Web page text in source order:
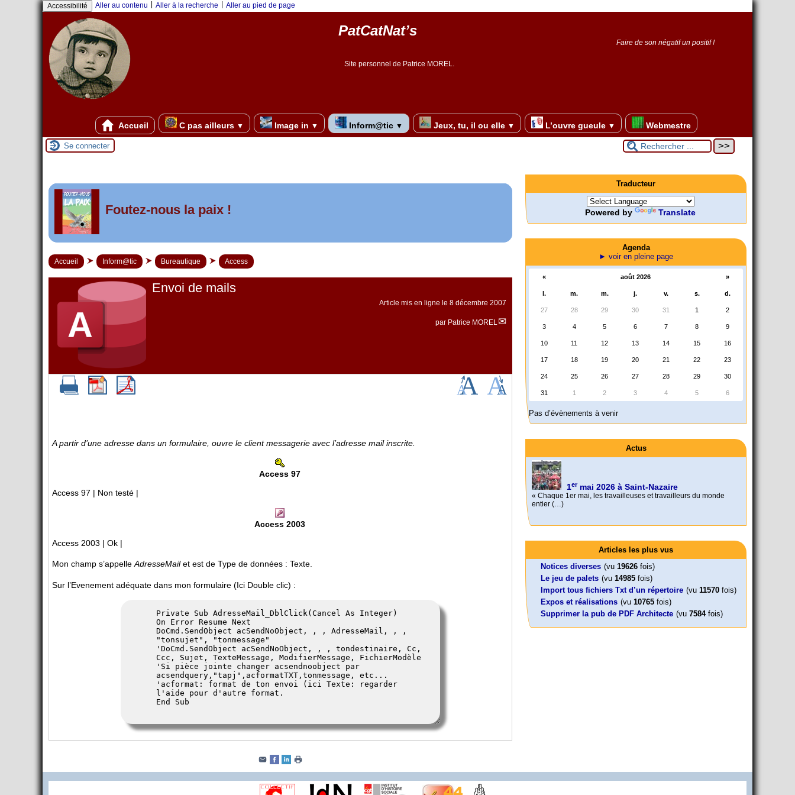
Panneau de gestion des cookies
Accessibilité Aller au contenu Aller à la recherche Aller au pied de page
PatCatNat’s
Faire de son négatif un positif !
Site personnel de Patrice MOREL.
Accueil C pas ailleurs ▼ Image in ▼ Inform@tic ▼ Jeux, tu, il ou elle ▼ L’ouvre gueule ▼ Webmestre
Se connecter
1ermai 2026 à Saint-Nazaire
Foutez-nous la paix !
Accueil Inform@tic Bureautique Access
Envoi de mails
Article mis en ligne le 8 décembre 2007
par Patrice MOREL
A partir d’une adresse dans un formulaire, ouvre le client messagerie avec l’adresse mail inscrite.
Access 97
Access 97 | Non testé |
Access 2003
Access 2003 | Ok |
Mon champ s’appelleAdresseMailet est de Type de données : Texte.
Sur l’Evenement adéquate dans mon formulaire (Ici Double clic) :
Traducteur
Powered by Translate
Agenda
► voir en pleine page
« août 2026 »
l. m. m. j. v. s. d.
27 28 29 30 31 1 2
3 4 5 6 7 8 9
10 11 12 13 14 15 16
17 18 19 20 21 22 23
24 25 26 27 28 29 30
31 1 2 3 4 5 6
Pas d’évènements à venir
Actus
1ermai 2026 à Saint-Nazaire
« Chaque 1er mai, les travailleuses et travailleurs du monde
entier (…)
Foutez-nous la paix !
Aujourd’hui, mercredi 18 mars 2026, le président de la
République Emmanuel (…)
Leonard Peltier libre !
Leonard Peltier, un Amérindien condamné deux fois à la prison à
vie pour un (…)
En Pays-de-la-Loire le couperet est
« La présidente Horizons de la région Pays de la Loire veut faire
Mon CV... Cette perle indique une nouveauté, ou le dernier
Articles les plus vus
Notices diverses (vu 19626 fois)
Le jeu de palets (vu 14985 fois)
Import tous fichiers Txt d’un répertoire (vu 11570 fois)
Expos et réalisations (vu 10765 fois)
Supprimer la pub de PDF Architecte (vu 7584fois)